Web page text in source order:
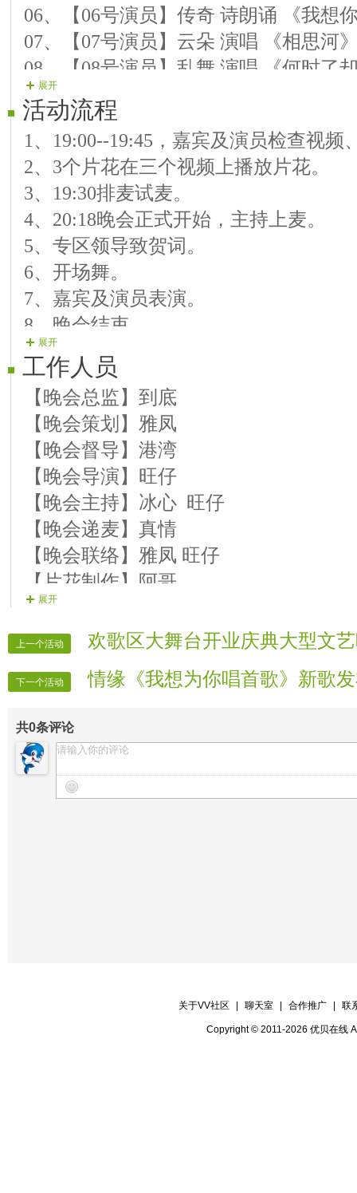
06、【06号演员】传奇 诗朗诵 《我想
07、【07号演员】云朵 演唱 《相思河
08、【08号演员】乱舞 演唱 《何时了
09、【09号演员】瑛姑 演唱 《前门情
10、【10号演员】苍龙 演唱 《我的柔
11、【11号演员】有你 演唱 《不要让
12、【12号演员】沉默 演唱 《下马洒
13、【13号演员】冰心 演唱《有份心
14、【14号演员】旺仔 演唱 《老地方
15、【15号演员】雨儿 演唱 《爱的过
16、【16号演员】白发魔女 演唱 《有
17、【17号演员】到底 演唱 《爱在身
18、【18号演员】晚霞 演唱 《我
19、【19号演员】港湾 演唱 《呼伦贝
展开
活动流程
1、19:00--19:45，嘉宾及演员检查视频
2、3个片花在三个视频上播放片花。
3、19:30排麦试麦。
4、20:18晚会正式开始，主持上麦。
5、专区领导致贺词。
6、开场舞。
7、嘉宾及演员表演。
8、晚会结束。
展开
工作人员
【晚会总监】到底
【晚会策划】雅凤
【晚会督导】港湾
【晚会导演】旺仔
【晚会主持】冰心 旺仔
【晚会递麦】真情
【晚会联络】雅凤 旺仔
【片花制作】阿哥
【晚会广播】媚媚
【晚会秩序】宝山
【晚会迎宾】全体管理
展开
上一个活动 欢歌区大舞台开业庆典大型文
下一个活动 情缘《我想为你唱首歌》新歌
共0条评论
关于VV社区 聊天室 合作推广 联
Copyright © 2011-2026 优贝在线